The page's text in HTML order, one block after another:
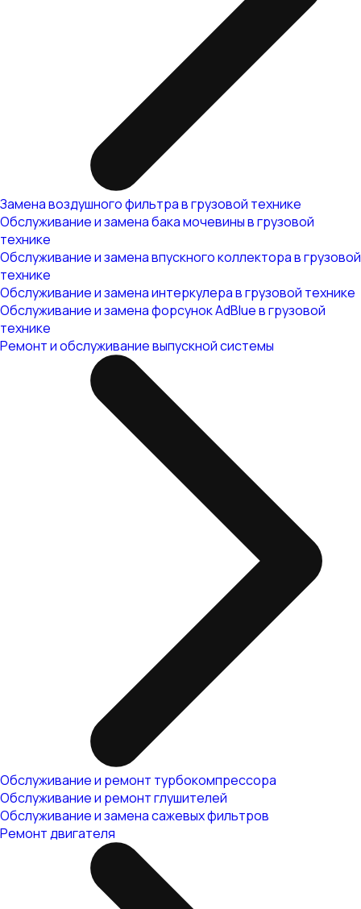
Замена воздушного фильтра в грузовой технике
Обслуживание и замена бака мочевины в грузовой
технике
Обслуживание и замена впускного коллектора в грузовой
технике
Обслуживание и замена интеркулера в грузовой технике
Обслуживание и замена форсунок AdBlue в грузовой
технике
Ремонт и обслуживание выпускной системы
Обслуживание и ремонт турбокомпрессора
Обслуживание и ремонт глушителей
Обслуживание и замена сажевых фильтров
Ремонт двигателя